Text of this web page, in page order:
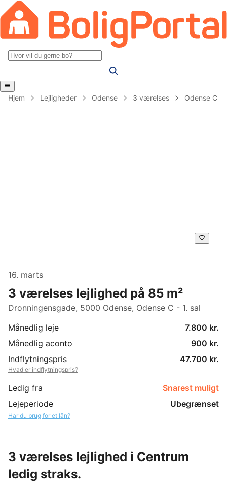
Hjem Lejligheder Odense 3 værelses Odense C
16. marts
3 værelses lejlighed på 85 m²
Dronningensgade, 5000 Odense, Odense C - 1. sal
Månedlig leje
7.800 kr.
Månedlig aconto
900 kr.
Indflytningspris
47.700 kr.
Hvad er indflytningspris?
Ledig fra
Snarest muligt
Lejeperiode
Ubegrænset
Har du brug for et lån?
3 værelses lejlighed i Centrum
ledig straks.